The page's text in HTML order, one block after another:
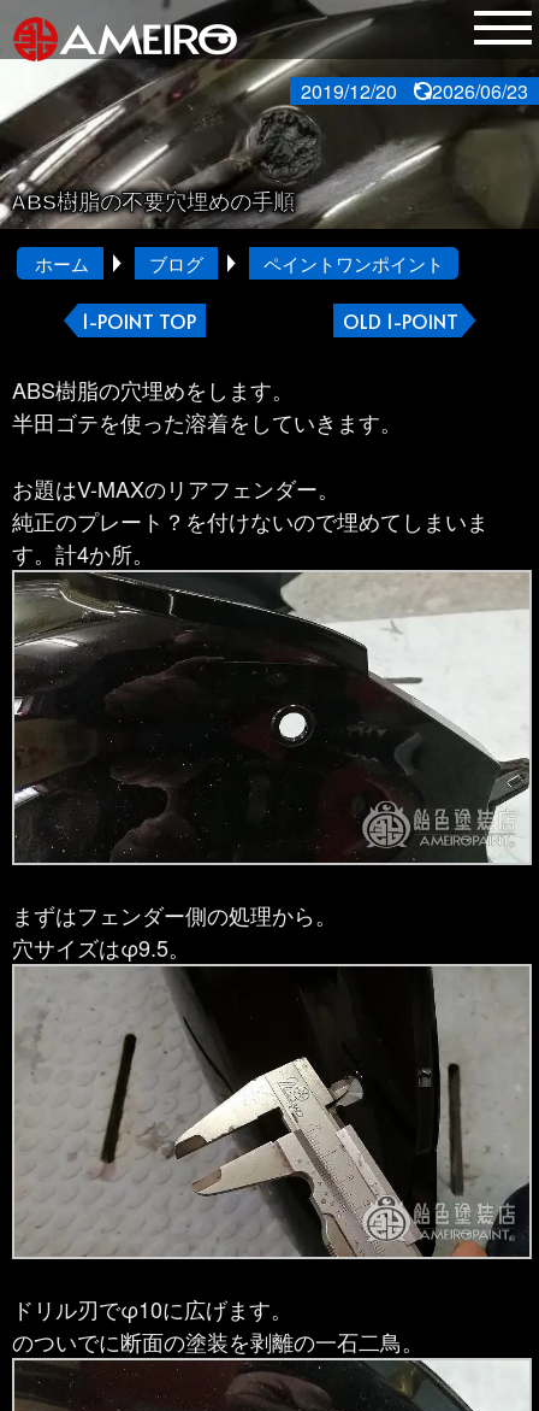
ABS樹脂の不要穴埋めの手順
2019/12/20 2026/06/23
ホーム ブログ ペイントワンポイント
1-POINT TOP OLD 1-POINT
ABS樹脂の穴埋めをします。
半田ゴテを使った溶着をしていきます。
お題はV-MAXのリアフェンダー。
純正のプレート？を付けないので埋めてしまいま
す。計4か所。
まずはフェンダー側の処理から。
穴サイズはφ9.5。
ドリル刃でφ10に広げます。
のついでに断面の塗装を剥離の一石二鳥。